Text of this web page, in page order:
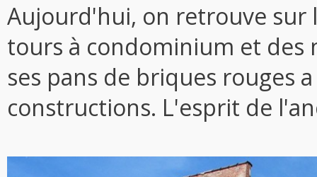
Aujourd'hui, on retrouve sur
tours à condominium et des
ses pans de briques rouges
constructions. L'esprit de